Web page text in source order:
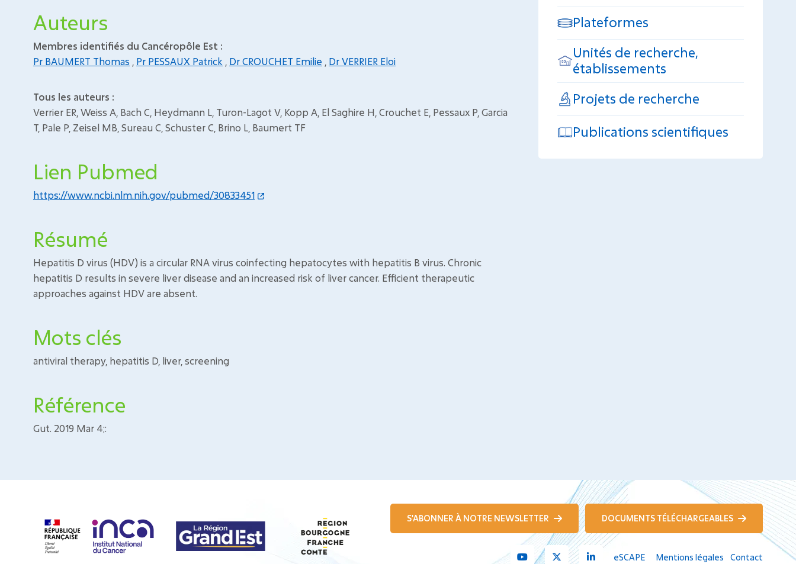
Auteurs
Membres identifiés du Cancéropôle Est :
Pr BAUMERT Thomas
Pr PESSAUX Patrick Dr CROUCHET Emilie Dr VERRIER Eloi
Tous les auteurs :
Verrier ER, Weiss A, Bach C, Heydmann L, Turon-Lagot V, Kopp A, El Saghire H, Crouchet E, Pessaux P, Garcia
T, Pale P, Zeisel MB, Sureau C, Schuster C, Brino L, Baumert TF
Lien Pubmed
https://www.ncbi.nlm.nih.gov/pubmed/30833451
Résumé
Hepatitis D virus (HDV) is a circular RNA virus coinfecting hepatocytes with hepatitis B virus. Chronic
hepatitis D results in severe liver disease and an increased risk of liver cancer. Efficient therapeutic
approaches against HDV are absent.
Mots clés
antiviral therapy, hepatitis D, liver, screening
Référence
Gut. 2019 Mar 4;:
Plateformes
Unités de recherche,
établissements
Projets de recherche
Publications scientifiques
S'ABONNER À NOTRE NEWSLETTER DOCUMENTS TÉLÉCHARGEABLES
Youtube Linkedin
eSCAPE Mentions légales Contact